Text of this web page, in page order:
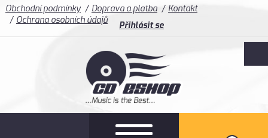
Obchodní podmínky Doprava a platba
Kontakt
Ochrana osobních údajů
Přihlásit se